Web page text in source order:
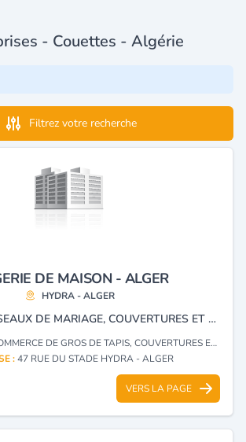
- Couettes - Algérie
Filtrez votre recherche
DE MAISON - ALGER
HYDRA - ALGER
VENTE TROUSSEAUX DE MARIAGE, COUVERTURES ET COUETTES, DRAPS ET RIDEAUX, TAPIS ET DESCENTES DE LIT.
DE GROS DE TAPIS, COUVERTURES ET AUTRES ARTICLES SIMILAIRES À BASE DE MATIÈRES TEXTILES
:47 RUE DU STADE HYDRA - ALGER
VERS LA PAGE